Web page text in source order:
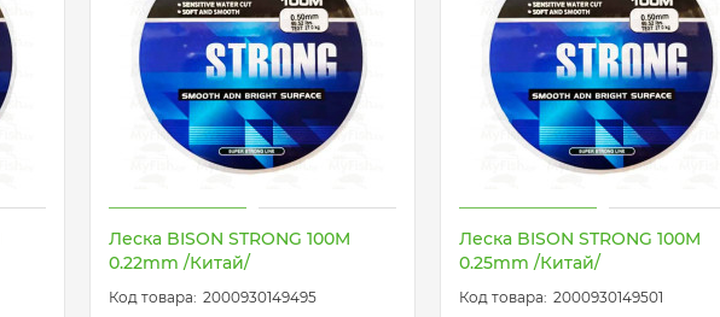
Леска BISON STRONG 100M
0.22mm /Китай/
2000930149495
Леска BISON STRONG 100M
0.25mm /Китай/
2000930149501